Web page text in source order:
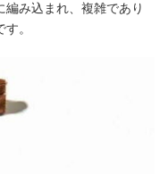
み込まれ、複雑であり
。